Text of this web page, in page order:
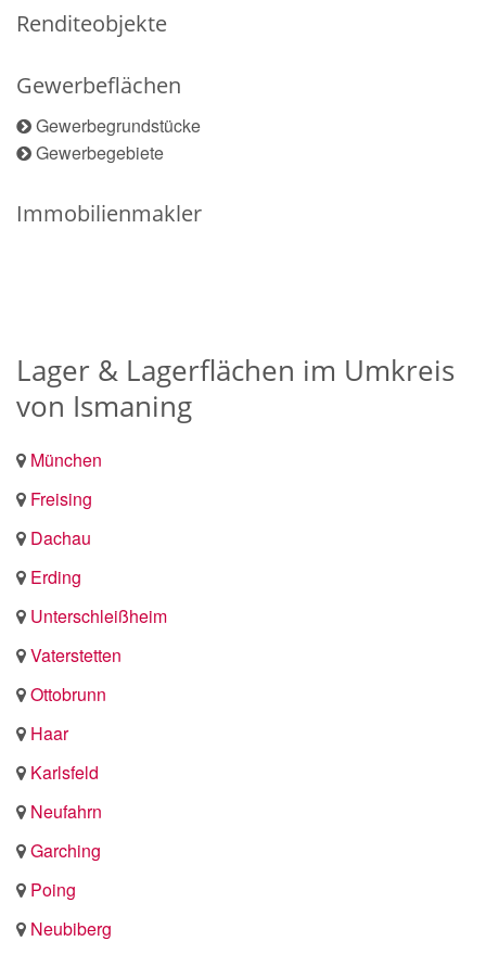
Renditeobjekte
Gewerbeflächen
Gewerbegrundstücke
Gewerbegebiete
Immobilienmakler
Lager & Lagerflächen im Umkreis
von Ismaning
München
Freising
Dachau
Erding
Unterschleißheim
Vaterstetten
Ottobrunn
Haar
Karlsfeld
Neufahrn
Garching
Poing
Neubiberg